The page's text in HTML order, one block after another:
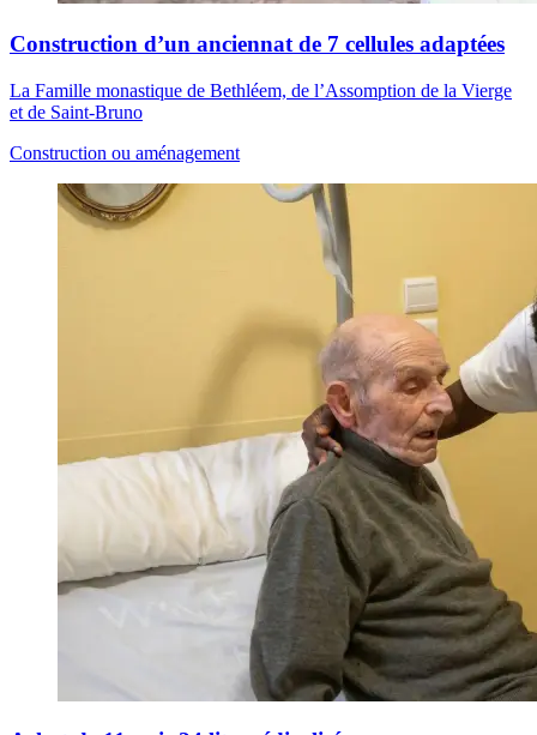
Construction d’un anciennat de 7 cellules adaptées
La Famille monastique de Bethléem, de l’Assomption de la Vierge
et de Saint-Bruno
Construction ou aménagement